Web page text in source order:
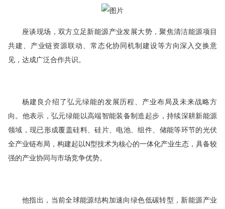
座谈现场，双方立足新能源产业发展大势，聚焦清洁能源项目
共建、产业链资源联动、常态化协同机制建设等方向深入交换意
见，达成广泛合作共识。
杨建良介绍了弘元绿能的发展历程、产业布局及未来战略方
向。他表示，弘元绿能以高端智能装备制造起步，持续深耕新能源
领域，现已形成覆盖硅料、硅片、电池、组件、储能等环节的光伏
全产业链布局，构建起以N型技术为核心的一体化产业生态，具备较
强的产业协同与市场竞争优势。
他指出，当前全球能源结构加速向绿色低碳转型，新能源产业